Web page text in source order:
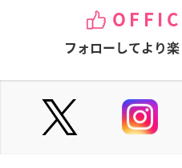
フォローしてより